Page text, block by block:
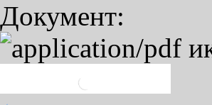
Документ: